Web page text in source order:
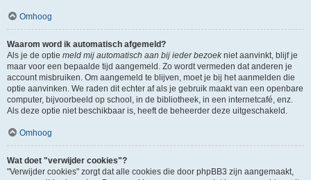
Omhoog
Waarom word ik automatisch afgemeld?
Als je de optie meld mij automatisch aan bij ieder bezoekniet aanvinkt, blijf je
maar voor een bepaalde tijd aangemeld. Zo wordt vermeden dat anderen je
account misbruiken. Om aangemeld te blijven, moet je bij het aanmelden die
optie aanvinken. We raden dit echter af als je gebruik maakt van een openbare
computer, bijvoorbeeld op school, in de bibliotheek, in een internetcafé, enz.
Als deze optie niet beschikbaar is, heeft de beheerder deze uitgeschakeld.
Omhoog
Wat doet "verwijder cookies"?
"Verwijder cookies" zorgt dat alle cookies die door phpBB3 zijn aangemaakt,